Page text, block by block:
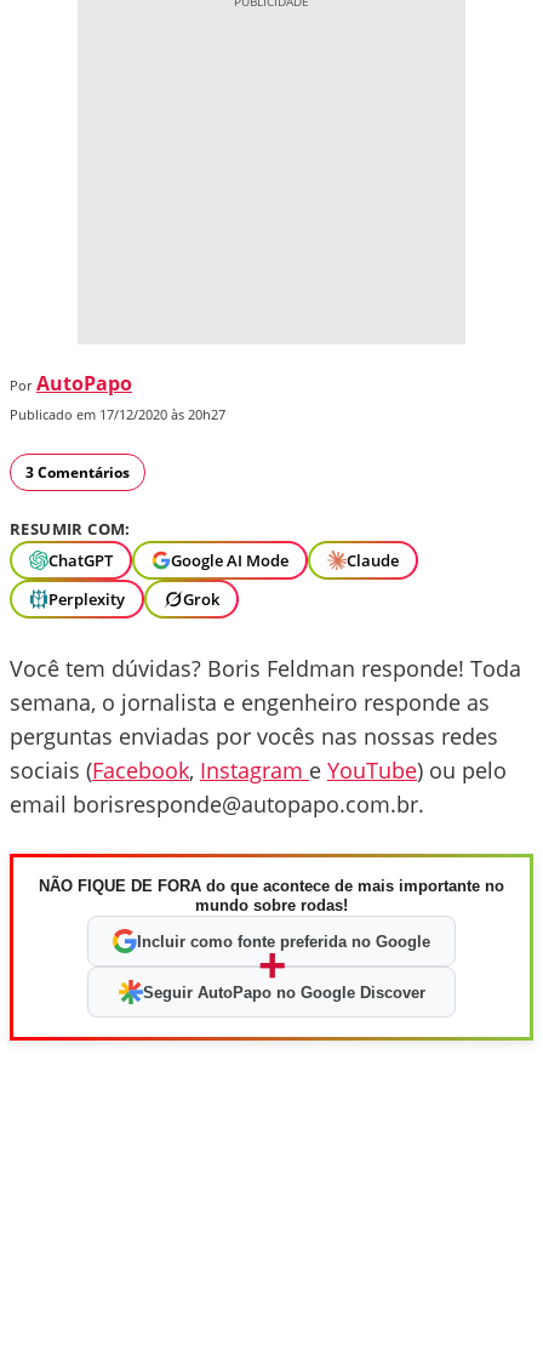
Por AutoPapo
Publicado em 17/12/2020 às 20h27
3 Comentários
RESUMIR COM:
ChatGPT
Google AI Mode
Claude
Perplexity
Grok
Você tem dúvidas? Boris Feldman responde! Toda
semana, o jornalista e engenheiro responde as
perguntas enviadas por vocês nas nossas redes
sociais (Facebook, Instagram e YouTube) ou pelo
email borisresponde@autopapo.com.br.
NÃO FIQUE DE FORA do que acontece de mais importante no
mundo sobre rodas!
Incluir como fonte preferida no Google
+
Seguir AutoPapo no Google Discover